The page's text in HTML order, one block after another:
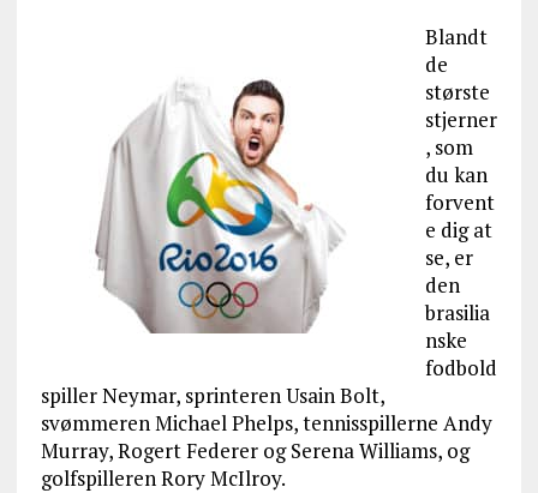
Blandt
de
største
stjerner
, som
du kan
forvent
e dig at
se, er
den
brasilia
nske
fodbold
spiller Neymar, sprinteren Usain Bolt,
svømmeren Michael Phelps, tennisspillerne Andy
Murray, Rogert Federer og Serena Williams, og
golfspilleren Rory McIlroy.